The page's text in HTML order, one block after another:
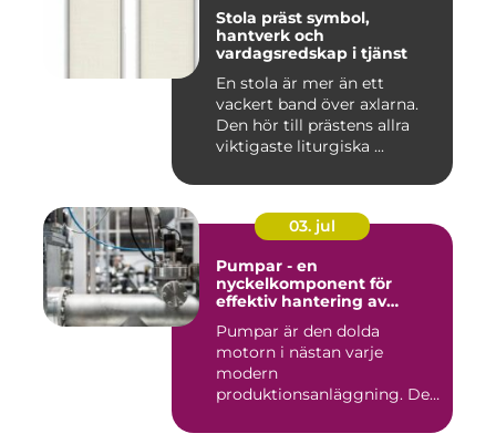
Stola präst symbol,
hantverk och
vardagsredskap i tjänst
En stola är mer än ett
vackert band över axlarna.
Den hör till prästens allra
viktigaste liturgiska ...
03. jul
Pumpar - en
nyckelkomponent för
effektiv hantering av
Pumpar är den dolda
motorn i nästan varje
modern
produktionsanläggning. De